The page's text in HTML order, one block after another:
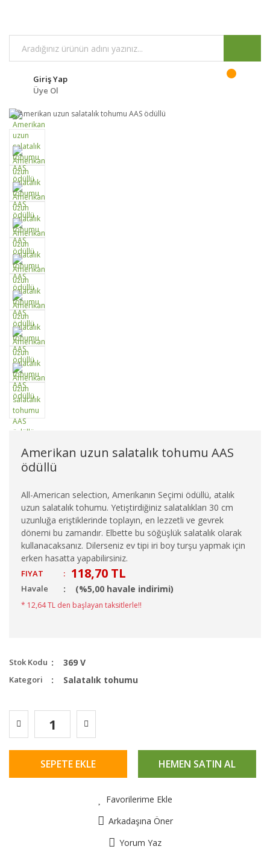
Giriş Yap
Üye Ol
Amerikan uzun salatalık tohumu AAS
ödüllü
All-American selection, Amerikanın Seçimi ödüllü, atalık
uzun salatalık tohumu. Yetiştirdiğiniz salatalıkları 30 cm
uzunluğa eriştiklerinde toplayın, en lezzetli ve gevrek
dönemi bu zamandır. Elbette bu söğüşlük salatalık olarak
kullanacaksanız. Dilerseniz ev tipi iri boy turşu yapmak için
erken hasatta yapabilirsiniz.
FIYAT : 118,70 TL
Havale (%5,00 havale indirimi)
* 12,64 TL den başlayan taksitlerle!!
Stok Kodu 369 V
Kategori Salatalık tohumu
SEPETE EKLE HEMEN SATIN AL
Favorilerime Ekle
Arkadaşına Öner
Yorum Yaz